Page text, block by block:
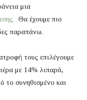
μια
Θα έχουμε πιο
παραπάνω.
τους επιλέγουμε
με 14% λιπαρά,
το συνηθισμένο και